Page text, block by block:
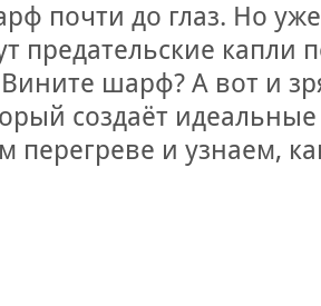
почти до глаз. Но
предательские капли
шарф? А вот и
создаёт идеальные
и узнаем,